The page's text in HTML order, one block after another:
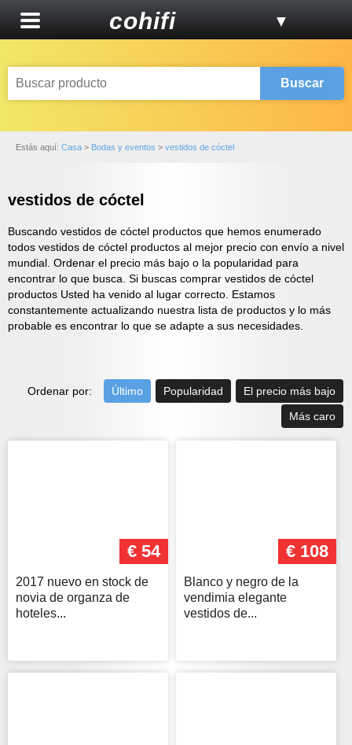
cohifi ▼
Buscar
Estás aquí: Casa > Bodas y eventos > vestidos de cóctel
vestidos de cóctel
Buscando vestidos de cóctel productos que hemos enumerado
todos vestidos de cóctel productos al mejor precio con envío a nivel
mundial. Ordenar el precio más bajo o la popularidad para
encontrar lo que busca. Si buscas comprar vestidos de cóctel
productos Usted ha venido al lugar correcto. Estamos
constantemente actualizando nuestra lista de productos y lo más
probable es encontrar lo que se adapte a sus necesidades.
Ordenar por: Último Popularidad
El precio más bajo
Más caro
€ 54
2017 nuevo en stock de
novia de organza de
hoteles...
€ 108
Blanco y negro de la
vendimia elegante
vestidos de...